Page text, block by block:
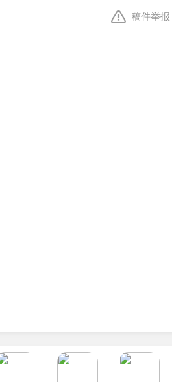
界值会触发重影幻听、敌人感知
环境会持续降低精神值，需平
考验极端条件下的决策力。
需观察其巡逻路线与攻击模式，
稿件举报